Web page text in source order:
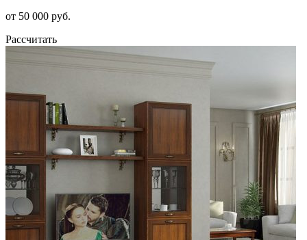
от 50 000 руб.
Рассчитать